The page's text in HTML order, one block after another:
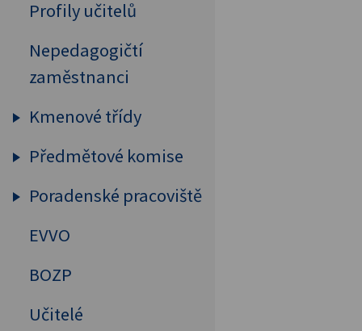
Profily učitelů
Nepedagogičtí
zaměstnanci
Kmenové třídy
Prima
Sekunda
Sexta
Předmětové komise
Humanitní předměty
Tělesná výchova
Poradenské pracoviště
Primární prevence
EVVO
BOZP
Učitelé